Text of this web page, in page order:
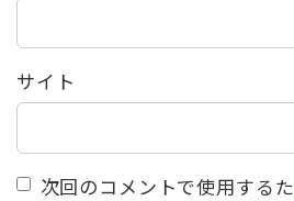
サイト
次回のコメントで使用する